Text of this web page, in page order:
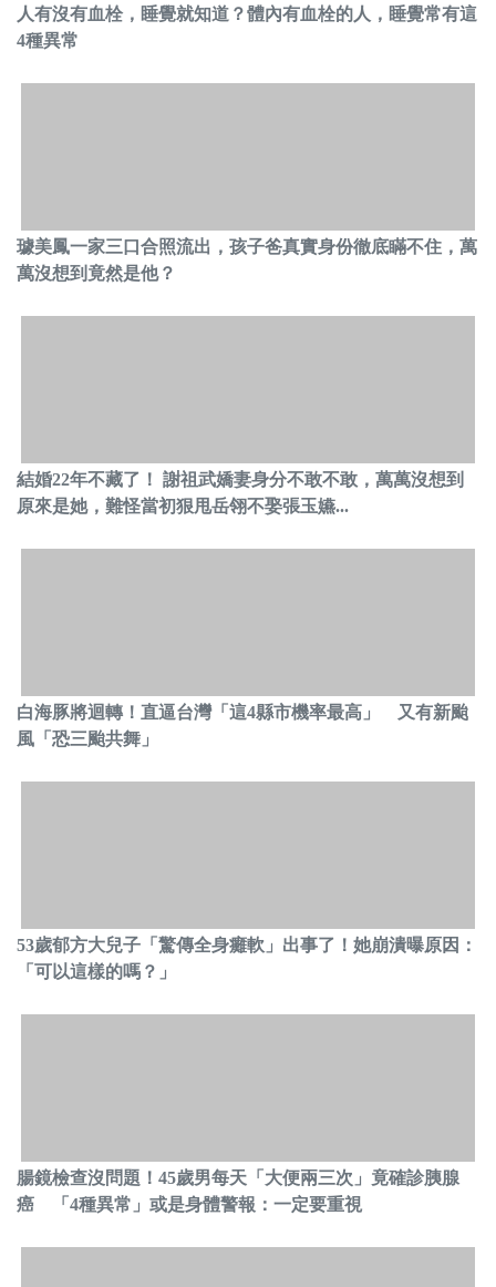
人有沒有血栓，睡覺就知道？體內有血栓的人，睡覺常有這
4種異常
璩美鳳一家三口合照流出，孩子爸真實身份徹底瞞不住，萬
萬沒想到竟然是他？
結婚22年不藏了！ 謝祖武嬌妻身分不敢不敢，萬萬沒想到
原來是她，難怪當初狠甩岳翎不娶張玉嬿...
白海豚將迴轉！直逼台灣「這4縣市機率最高」 又有新颱
風「恐三颱共舞」
53歲郁方大兒子「驚傳全身癱軟」出事了！她崩潰曝原因：
「可以這樣的嗎？」
腸鏡檢查沒問題！45歲男每天「大便兩三次」竟確診胰腺
癌 「4種異常」或是身體警報：一定要重視